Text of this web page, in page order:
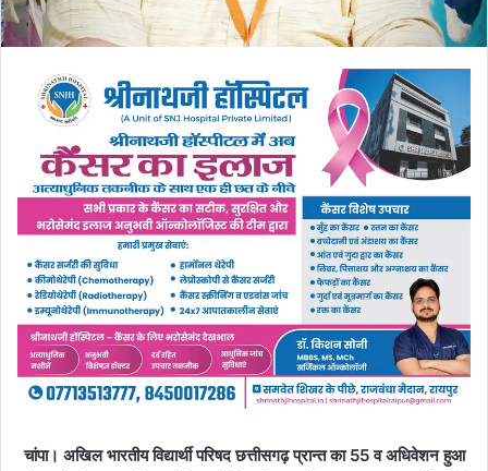
चांपा। अखिल भारतीय विद्यार्थी परिषद छत्तीसगढ़ प्रान्त का 55 व अधिवेशन हुआ